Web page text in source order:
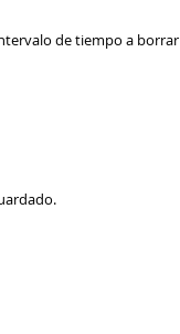
de tiempo a borrar